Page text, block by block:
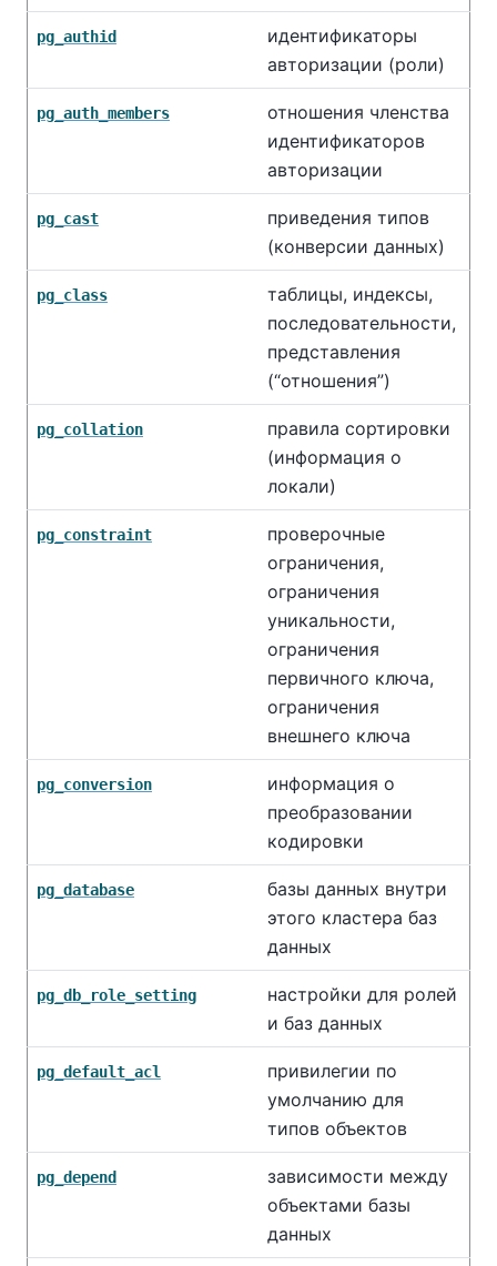
pg_authid
идентификаторы
авторизации (роли)
pg_auth_members
отношения членства
идентификаторов
авторизации
pg_cast
приведения типов
(конверсии данных)
pg_class
таблицы, индексы,
последовательности,
представления
(“отношения”)
pg_collation
правила сортировки
(информация о
локали)
pg_constraint
проверочные
ограничения,
ограничения
уникальности,
ограничения
первичного ключа,
ограничения
внешнего ключа
pg_conversion
информация о
преобразовании
кодировки
pg_database
базы данных внутри
этого кластера баз
данных
pg_db_role_setting
настройки для ролей
и баз данных
pg_default_acl
привилегии по
умолчанию для
типов объектов
pg_depend
зависимости между
объектами базы
данных